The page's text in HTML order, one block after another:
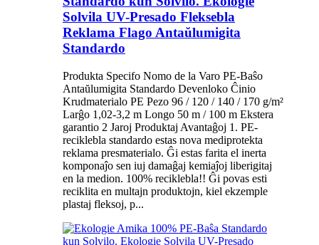
Solvila UV-Presado Fleksebla
Reklama Flago Antaŭlumigita
Standardo
Produkta Specifo Nomo de la Varo PE-Baŝo
Antaŭlumigita Standardo Devenloko Ĉinio
Krudmaterialo PE Pezo 96 / 120 / 140 / 170 g/m²
Larĝo 1,02-3,2 m Longo 50 m / 100 m Ekstera
garantio 2 Jaroj Produktaj Avantaĝoj 1. PE-
reciklebla standardo estas nova mediprotekta
reklama presmaterialo. Ĝi estas farita el inerta
komponaĵo sen iuj damaĝaj kemiaĵoj liberigitaj
en la medion. 100% reciklebla!! Ĝi povas esti
reciklita en multajn produktojn, kiel ekzemple
plastaj fleksoj, p...